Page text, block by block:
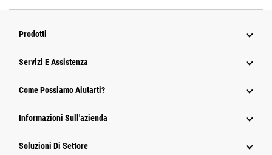
Prodotti
Servizi E Assistenza
Come Possiamo Aiutarti?
Informazioni Sull'azienda
Soluzioni Di Settore